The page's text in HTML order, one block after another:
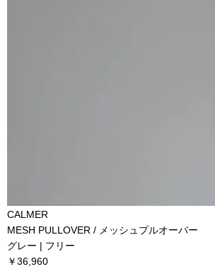
CALMER
MESH PULLOVER / メッシュプルオーバー
グレー | フリー
￥36,960